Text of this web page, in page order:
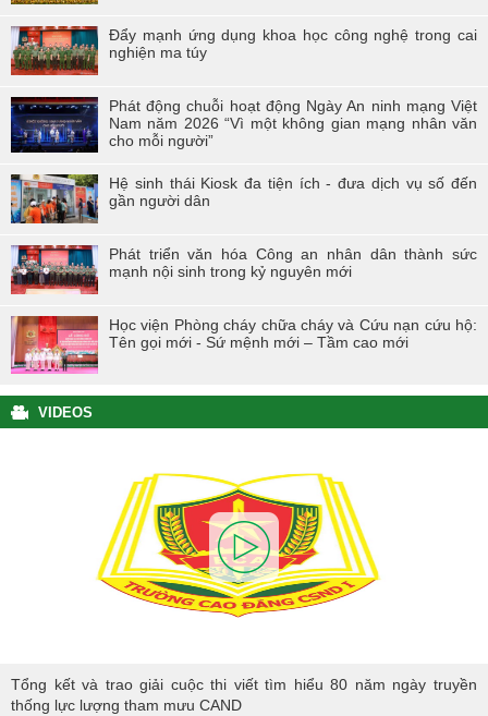
Đẩy mạnh ứng dụng khoa học công nghệ trong cai
nghiện ma túy
Phát động chuỗi hoạt động Ngày An ninh mạng Việt
Nam năm 2026 “Vì một không gian mạng nhân văn
cho mỗi người”
Hệ sinh thái Kiosk đa tiện ích - đưa dịch vụ số đến
gần người dân
Phát triển văn hóa Công an nhân dân thành sức
mạnh nội sinh trong kỷ nguyên mới
Học viện Phòng cháy chữa cháy và Cứu nạn cứu hộ:
Tên gọi mới - Sứ mệnh mới – Tầm cao mới
VIDEOS
lực lượng tham mưu CAND
Tổng kết và trao giải cuộc thi viết tìm hiểu 80 năm ngày truyền
thống lực lượng tham mưu CAND